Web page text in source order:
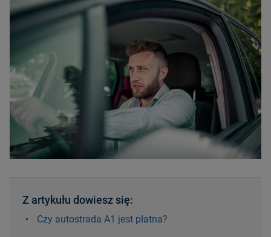
Z artykułu dowiesz się:
Czy autostrada A1 jest płatna?